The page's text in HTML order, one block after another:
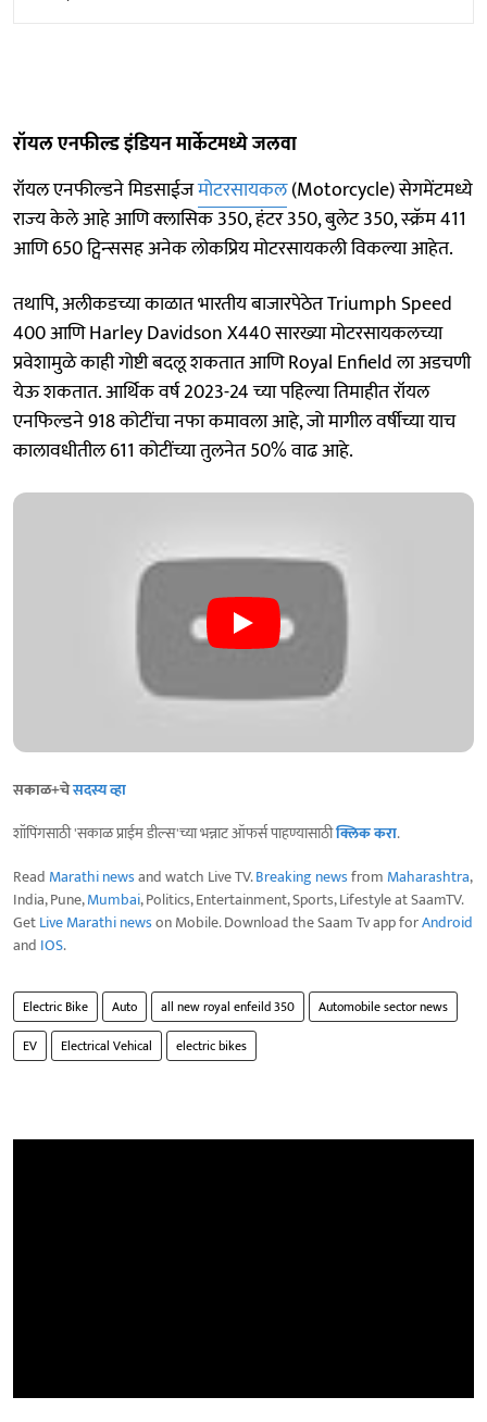
रॉयल एनफील्ड इंडियन मार्केटमध्ये जलवा
रॉयल एनफील्‍डने मिडसाईजमोटरसायकल(Motorcycle) सेगमेंटमध्ये
राज्‍य केले आहे आणि क्‍लासिक 350, हंटर 350, बुलेट 350, स्‍क्रॅम 411
आणि 650 ट्विन्‍ससह अनेक लोकप्रिय मोटरसायकली विकल्या आहेत.
तथापि, अलीकडच्या काळात भारतीय बाजारपेठेत Triumph Speed ​​
400 आणि Harley Davidson X440 सारख्या मोटरसायकलच्या
प्रवेशामुळे काही गोष्टी बदलू शकतात आणि Royal Enfield ला अडचणी
येऊ शकतात. आर्थिक वर्ष 2023-24 च्या पहिल्या तिमाहीत रॉयल
एनफिल्डने 918 कोटींचा नफा कमावला आहे, जो मागील वर्षीच्या याच
कालावधीतील 611 कोटींच्या तुलनेत 50% वाढ आहे.
सकाळ+चेसदस्य व्हा
शॉपिंगसाठी 'सकाळ प्राईम डील्स'च्या भन्नाट ऑफर्स पाहण्यासाठीक्लिक करा.
Read Marathi newsand watch Live TV.Breaking newsfrom Maharashtra,
India, Pune,Mumbai, Politics, Entertainment, Sports, Lifestyle at SaamTV.
GetLive Marathi newson Mobile. Download the Saam Tv app forAndroid
and IOS.
Electric Bike Auto all new royal enfeild 350
Automobile sector news
EV
Electrical Vehical electric bikes